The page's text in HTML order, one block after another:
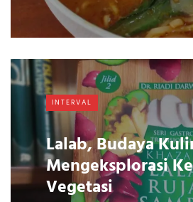
INTERVAL
Lalab, Budaya
Mengeksplorasi
Vegetasi